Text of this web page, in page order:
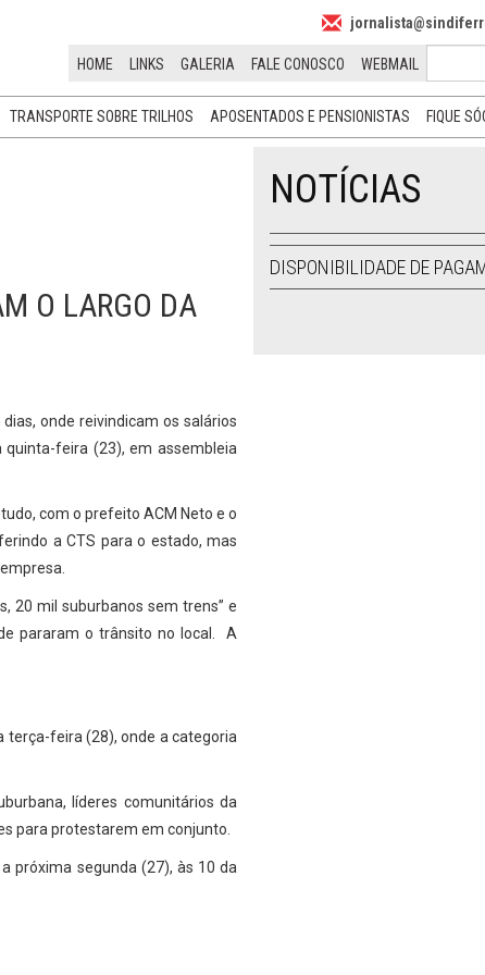
HOME LINKS GALERIA FALE CONOSCO WEBMAIL
TRANSPORTE SOBRE TRILHOS APOSENTADOS E PENSIONISTAS FIQUE
O LARGO DA
onde reivindicam os salários
feira (23), em assembleia
com o prefeito ACM Neto e o
a CTS para o estado, mas
20 mil suburbanos sem trens” e
pararam o trânsito no local. A
terça-feira (28), onde a categoria
líderes comunitários da
para protestarem em conjunto.
próxima segunda (27), às 10 da
NOTÍCIAS
DISPONIBILIDADE DE